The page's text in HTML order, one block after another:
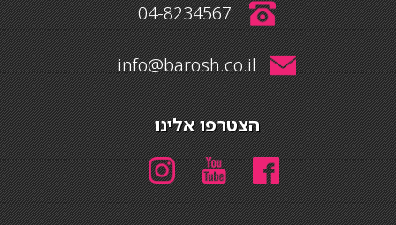
04-8234567
info@barosh.co.il
הצטרפו אלינו